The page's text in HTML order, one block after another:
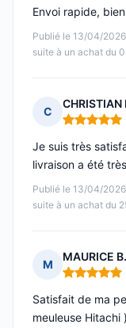
Publié le 13/04/
suite à un achat du
Envoi rapide,
C
CHRISTIAN
Note : 5 sur
Publié le 13/04/
suite à un achat du
Je suis très
livraison a été
M
MAURICE B.
Note : 5 sur
Satisfait de ma
meuleuse